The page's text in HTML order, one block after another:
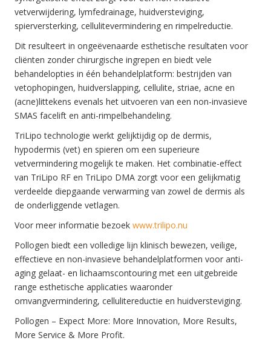
vetverwijdering, lymfedrainage, huidversteviging,
spierversterking, cellulitevermindering en rimpelreductie.
Dit resulteert in ongeëvenaarde esthetische resultaten voor
cliënten zonder chirurgische ingrepen en biedt vele
behandelopties in één behandelplatform: bestrijden van
vetophopingen, huidverslapping, cellulite, striae, acne en
(acne)littekens evenals het uitvoeren van een non-invasieve
SMAS facelift en anti-rimpelbehandeling.
TriLipo technologie werkt gelijktijdig op de dermis,
hypodermis (vet) en spieren om een superieure
vetvermindering mogelijk te maken. Het combinatie-effect
van TriLipo RF en TriLipo DMA zorgt voor een gelijkmatig
verdeelde diepgaande verwarming van zowel de dermis als
de onderliggende vetlagen.
Voor meer informatie bezoek www.trilipo.nu
Pollogen biedt een volledige lijn klinisch bewezen, veilige,
effectieve en non-invasieve behandelplatformen voor anti-
aging gelaat- en lichaamscontouring met een uitgebreide
range esthetische applicaties waaronder
omvangvermindering, cellulitereductie en huidversteviging.
Pollogen – Expect More: More Innovation, More Results,
More Service & More Profit.